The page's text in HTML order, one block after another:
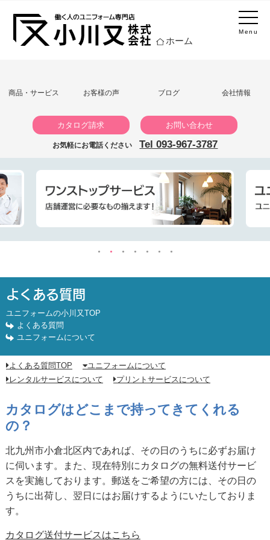
Menu
ホーム
商品・サービス お客様の声 ブログ 会社情報
カタログ請求 お問い合わせ
お気軽にお電話ください Tel 093-967-3787
よくある質問
ユニフォームの小川又TOP
よくある質問
ユニフォームについて
よくある質問TOP
ユニフォームについて
レンタルサービスについて
プリントサービスについて
カタログはどこまで持ってきてくれる
の？
北九州市小倉北区内であれば、その日のうちに必ずお届け
に伺います。また、現在特別にカタログの無料送付サービ
スを実施しております。郵送をご希望の方には、その日の
うちに出荷し、翌日にはお届けするようにいたしておりま
す。
カタログ送付サービスはこちら